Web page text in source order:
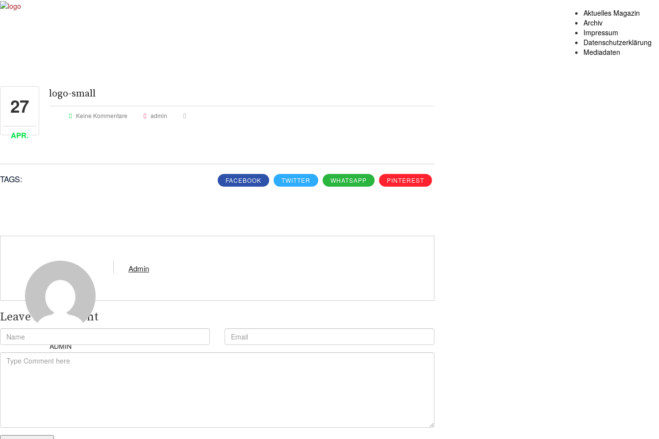
Aktuelles Magazin
Archiv
Impressum
Datenschutzerklärung
Mediadaten
27
APR.
logo-small
Keine Kommentare admin
TAGS: FACEBOOK TWITTER WHATSAPP PINTEREST
ADMIN
Admin
Leave A Comment